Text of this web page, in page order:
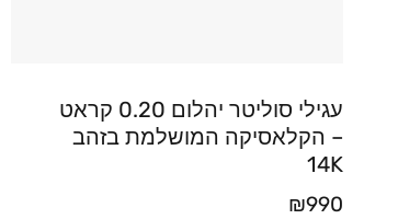
עגילי סוליטר יהלום 0.20 קראט
– הקלאסיקה המושלמת בזהב
14K
₪990